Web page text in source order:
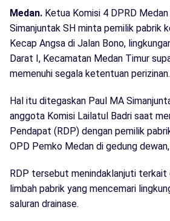
Medan. Ketua Komisi 4 DPRD
Simanjuntak SH minta pemilik pabrik
Kecap Angsa di Jalan Bono,
Darat I, Kecamatan Medan Timur
memenuhi segala ketentuan perizinan.
Hal itu ditegaskan Paul MA
anggota Komisi Lailatul Badri saat
Pendapat (RDP) dengan pemilik
OPD Pemko Medan di gedung
RDP tersebut menindaklanjuti terkait
limbah pabrik yang mencemari
saluran drainase.